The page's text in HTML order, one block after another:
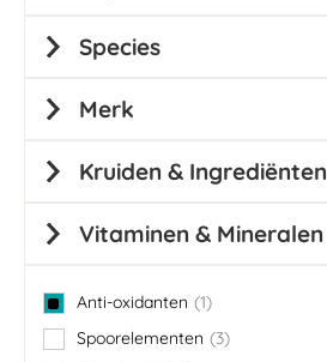
Species
Merk
Kruiden & Ingrediënten
Vitaminen & Mineralen
Anti-oxidanten 1
item
Spoorelementen
3
items